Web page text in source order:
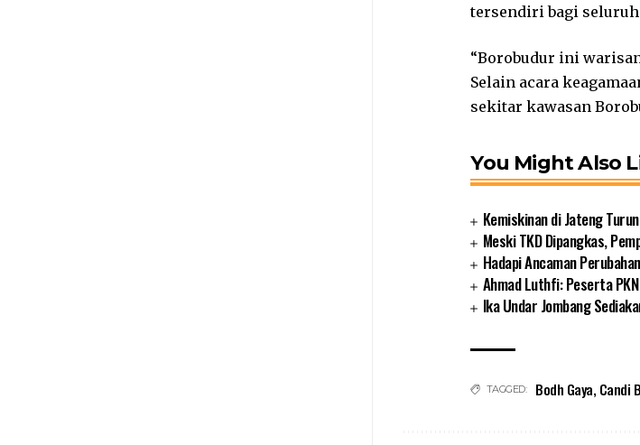
tersendiri bagi
“Borobudur ini
Selain acara
sekitar kawasan
You Might Also
Kemiskinan di Jateng
Meski TKD Dipangkas,
Hadapi Ancaman
Ahmad Luthfi: Peserta
Ika Undar Jombang
TAGGED: Bodh Gaya, Candi